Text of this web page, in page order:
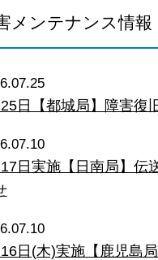
メンテナンス情報
日【都城局】障害復
日実施【日南局】伝
日(木)実施【鹿児島